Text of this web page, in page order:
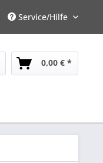
Service/Hilfe
0,00 € *